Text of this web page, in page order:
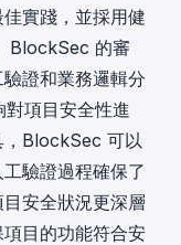
實踐，並採用健
BlockSec 的審
證和業務邏輯分
項目安全性進
，BlockSec 可以
驗證過程確保了
安全狀況更深層
目的功能符合安